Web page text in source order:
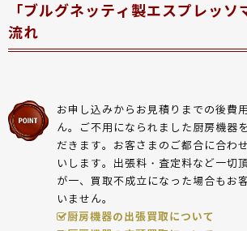
「ブルグネッティ製エスプレッソ
流れ
お申し込みからお見積りまでの後費
ん。ご不用になられました厨房機器
だきます。お客さまのご都合に合わ
いします。出張料・査定料など一切
が一、買取不成立になった場合もお
いません。
厨房機器の出張買取について